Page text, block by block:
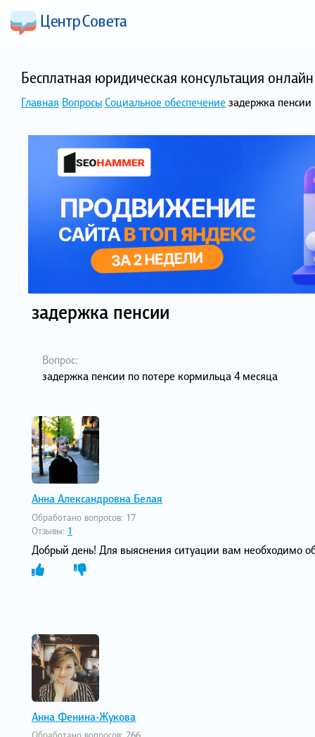
Бесплатная юридическая консультация
Главная ВопросыСоциальное обеспечение задержка пенсии
задержка пенсии
Вопрос:
задержка пенсии по потере кормильца 4 месяца
Анна Александровна Белая
Обработано вопросов: 17
Отзывы: 1
Добрый день! Для выяснения ситуации вам необходимо
Анна Фенина-Жукова